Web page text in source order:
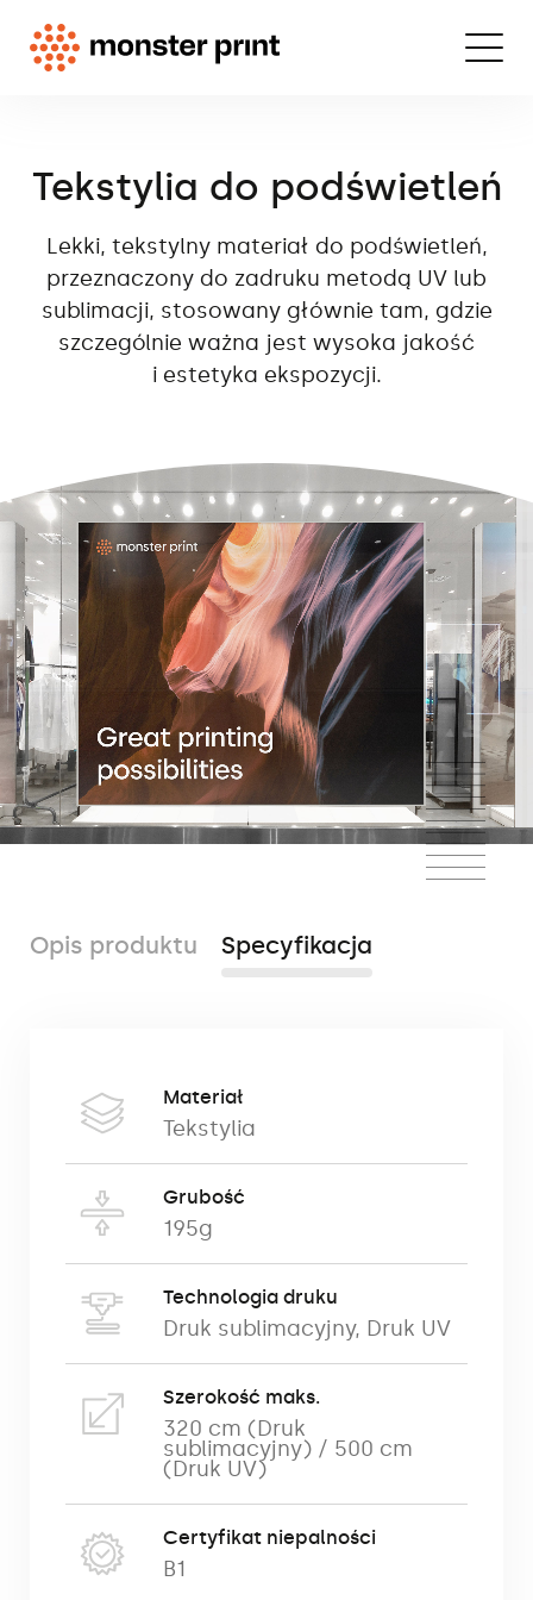
Tekstylia do podświetleń
Lekki, tekstylny materiał do podświetleń,
przeznaczony do zadruku metodą UV lub
sublimacji, stosowany głównie tam, gdzie
szczególnie ważna jest wysoka jakość
i estetyka ekspozycji.
Opis produktu Specyfikacja
głównie do podświetleń. Materiał
przeznaczony jest do zadruku metodą UV
transferowej.
Tekstylia do podświetleń, ze względu na
wysoką przepuszczalność światła,
zdolność do jego rozpraszania oraz niską
podatność na rozciąganie i zagniecenia,
wykorzystywane są głównie jako
efektowny nośnik reklamowy umieszczany
w podświetlanych ramach. Stosowane są
ekspozycji – w galeriach, salonach,
Materiał
Tekstylia
Grubość
195g
Technologia druku
Druk sublimacyjny, Druk UV
Szerokość maks.
320 cm (Druk
sublimacyjny) / 500 cm
(Druk UV)
Certyfikat niepalności
B1